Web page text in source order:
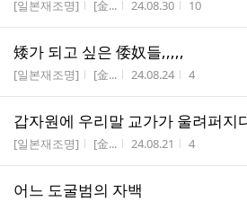
게시판명
[일본재조명] 작성자
[金... 작성시간
24.08.30 조회수
10
矮가 되고 싶은 倭奴들,,,,,
게시판명
[일본재조명] 작성자
[金... 작성시간
24.08.24 조회수
4
갑자원에 우리말 교가가 울려퍼지
게시판명
[일본재조명] 작성자
[金... 작성시간
24.08.21 조회수
4
어느 도굴범의 자백